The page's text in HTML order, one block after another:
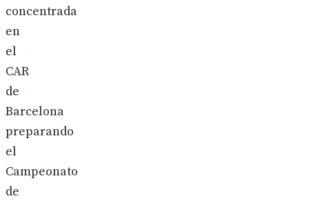
concentrada
en
el
CAR
de
Barcelona
preparando
el
Campeonato
de